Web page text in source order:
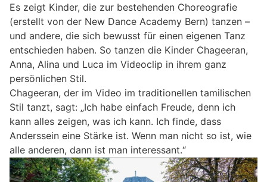
Es zeigt Kinder, die zur bestehenden Choreografie
(erstellt von der New Dance Academy Bern) tanzen –
und andere, die sich bewusst für einen eigenen Tanz
entschieden haben. So tanzen die Kinder Chageeran,
Anna, Alina und Luca im Videoclip in ihrem ganz
persönlichen Stil.
Chageeran, der im Video im traditionellen tamilischen
Stil tanzt, sagt: „Ich habe einfach Freude, denn ich
kann alles zeigen, was ich kann. Ich finde, dass
Anderssein eine Stärke ist. Wenn man nicht so ist, wie
alle anderen, dann ist man interessant.“